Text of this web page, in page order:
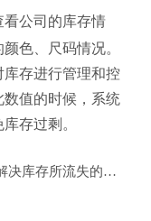
看公司的库存情
色、尺码情况。
存进行管理和控
值的时候，系统
存过剩。
决库存所流失的成本？